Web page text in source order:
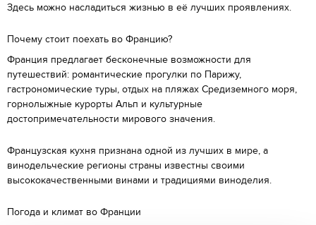
Здесь можно насладиться жизнью в её лучших проявлениях.
Почему стоит поехать во Францию?
Франция предлагает бесконечные возможности для
путешествий: романтические прогулки по Парижу,
гастрономические туры, отдых на пляжах Средиземного моря,
горнолыжные курорты Альп и культурные
достопримечательности мирового значения.
Французская кухня признана одной из лучших в мире, а
винодельческие регионы страны известны своими
высококачественными винами и традициями виноделия.
Погода и климат во Франции